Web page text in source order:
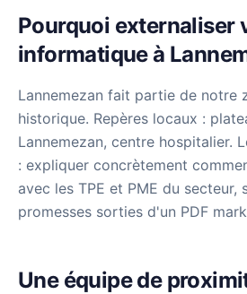
Pourquoi externaliser
informatique à
Lannemezan fait partie de notre
historique. Repères locaux :
Lannemezan, centre hospitalier.
: expliquer concrètement
avec les TPE et PME du secteur,
promesses sorties d'un PDF
Une équipe de